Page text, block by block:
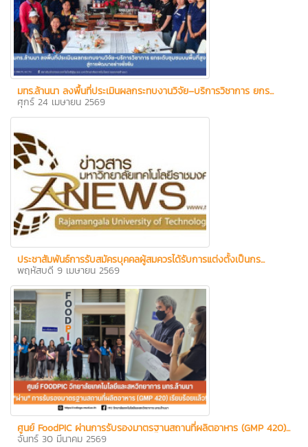
มทร.ล้านนา ลงพื้นที่ประเมินผลกระทบงานวิจัย–บริการวิชาการ ยกร...
ศุกร์ 24 เมษายน 2569
ประชาสัมพันธ์การรับสมัครบุคคลผู้สมควรได้รับการแต่งตั้งเป็นกร...
พฤหัสบดี 9 เมษายน 2569
ศูนย์ FoodPIC ผ่านการรับรองมาตรฐานสถานที่ผลิตอาหาร (GMP 420)...
จันทร์ 30 มีนาคม 2569